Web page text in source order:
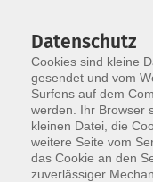
Skip to main content
Der Kurs konnte
Datenschutz
Cookies sind kleine
gesendet und vom
Surfens auf dem
werden. Ihr Browser
kleinen Datei, die
weitere Seite vom
das Cookie an den
zuverlässiger